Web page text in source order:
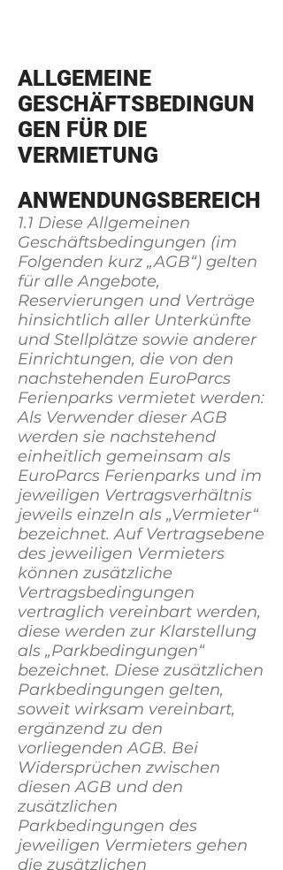
ALLGEMEINE
GESCHÄFTSBEDINGUN
GEN FÜR DIE
VERMIETUNG
ANWENDUNGSBEREICH
1.1 Diese Allgemeinen
Geschäftsbedingungen (im
Folgenden kurz „AGB“) gelten
für alle Angebote,
Reservierungen und Verträge
hinsichtlich aller Unterkünfte
und Stellplätze sowie anderer
Einrichtungen, die von den
nachstehenden EuroParcs
Ferienparks vermietet werden:
Als Verwender dieser AGB
werden sie nachstehend
einheitlich gemeinsam als
EuroParcs Ferienparks und im
jeweiligen Vertragsverhältnis
jeweils einzeln als „Vermieter“
bezeichnet. Auf Vertragsebene
des jeweiligen Vermieters
können zusätzliche
Vertragsbedingungen
vertraglich vereinbart werden,
diese werden zur Klarstellung
als „Parkbedingungen“
bezeichnet. Diese zusätzlichen
Parkbedingungen gelten,
soweit wirksam vereinbart,
ergänzend zu den
vorliegenden AGB. Bei
Widersprüchen zwischen
diesen AGB und den
zusätzlichen
Parkbedingungen des
jeweiligen Vermieters gehen
die zusätzlichen